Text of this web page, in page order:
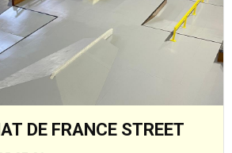
DE FRANCE STREET